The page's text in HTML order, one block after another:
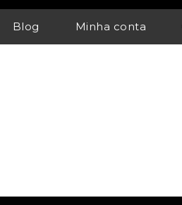
Blog Minha conta